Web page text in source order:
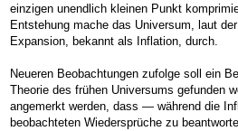
einzigen unendlich kleinen Punkt
Entstehung mache das Universum, laut
Expansion, bekannt als Inflation, durch.
Neueren Beobachtungen zufolge soll ein
Theorie des frühen Universums gefunden
angemerkt werden, dass — während die
beobachteten Wiedersprüche zu